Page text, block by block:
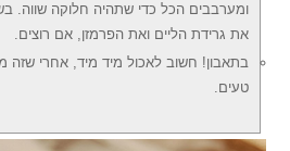
ומערבבים הכל כדי שתהיה חלוקה שווה.
את גרידת הליים ואת הפרמזן, אם רוצים.
בתאבון! חשוב לאכול מיד מיד, אחרי
טעים.